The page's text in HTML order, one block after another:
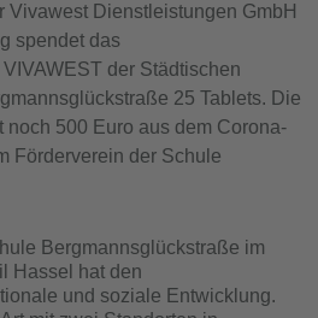
Vivawest Dienstleistungen GmbH
spendet das
der Städtischen
25 Tablets. Die
noch 500 Euro aus dem Corona-
Förderverein der Schule
Bergmannsglückstraße im
Hassel hat den
und soziale Entwicklung.